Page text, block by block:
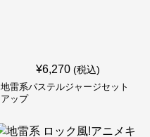
¥6,270 (税込)
地雷系パステルジャージセット
アップ